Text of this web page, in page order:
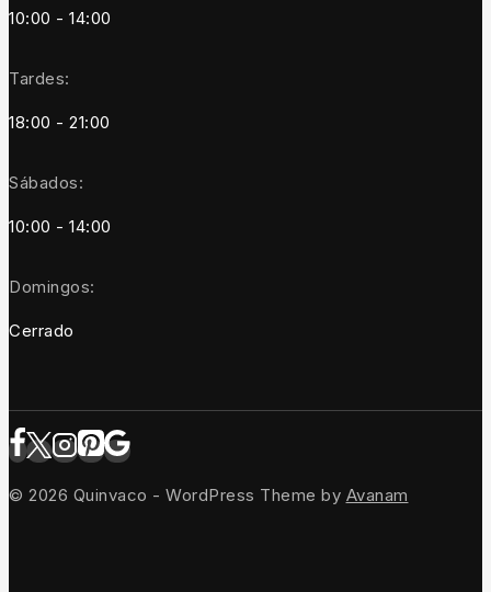
10:00 - 14:00
Tardes:
18:00 - 21:00
Sábados:
10:00 - 14:00
Domingos:
Cerrado
© 2026 Quinvaco - WordPress Theme by Avanam